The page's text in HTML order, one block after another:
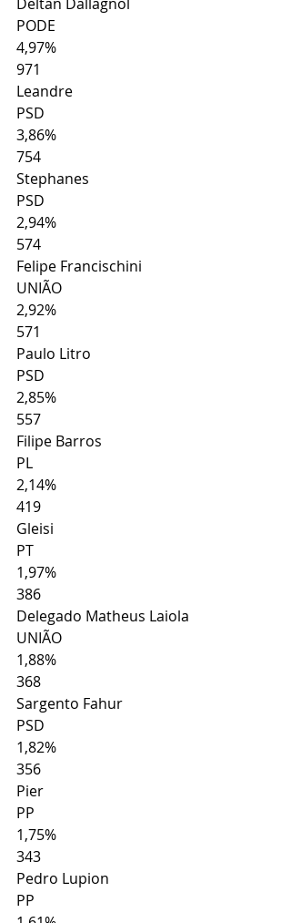
PODE
4,97%
971
Leandre
PSD
3,86%
754
Stephanes
PSD
2,94%
574
Felipe Francischini
UNIÃO
2,92%
571
Paulo Litro
PSD
2,85%
557
Filipe Barros
PL
2,14%
419
Gleisi
PT
1,97%
386
Delegado Matheus Laiola
UNIÃO
1,88%
368
Sargento Fahur
PSD
1,82%
356
Pier
PP
1,75%
343
Pedro Lupion
PP